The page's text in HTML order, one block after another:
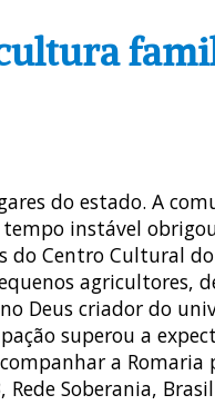
do estado. A
tempo instável
Centro Cultural
agricultores,
Deus criador do
superou a
a Romaria
Soberania,